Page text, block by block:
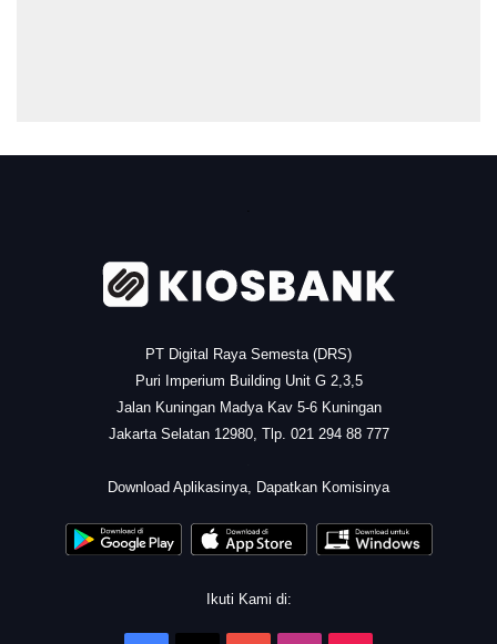
PT Digital Raya Semesta (DRS)
Puri Imperium Building Unit G 2,3,5
Jalan Kuningan Madya Kav 5-6 Kuningan
Jakarta Selatan 12980, Tlp. 021 294 88 777
Download Aplikasinya, Dapatkan Komisinya
Ikuti Kami di: